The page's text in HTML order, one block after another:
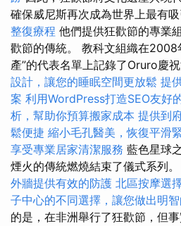
確保威尼斯再次成為世界上最有
整復療程 他們提供狂歡節的專業
歡節的傳統。 教科文組織在2008
產”的代表名單上記錄了Oruro慶祝
設計，讓您的睡眠空間更放鬆 提
案 利用WordPress打造SEO友好
析，幫助你預算搬家成本 提供到
鬆便捷 縮小毛孔醫美，恢復平滑
享受專業居家清潔服務 藍色星球
煙火的傳統燃燒結束了儀式系列。
外牆提供有效的防護 北區按摩選
子中心的不同選擇，讓您做出明
的是，在非洲舉行了狂歡節，但